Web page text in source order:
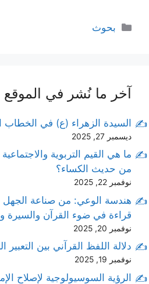
التصنيفات
بحوث
آخر ما نُشر في الموقع
السيدة الزهراء (ع) في الخطاب
ديسمبر 27, 2025
ما هي القيم التربوية
من حديث الكساء؟
نوفمبر 22, 2025
هندسة الوعي: من صناعة الجهل
قراءة في ضوء القرآن والسيرة و
نوفمبر 20, 2025
دلالة اللفظ القرآني بين التعبير
نوفمبر 19, 2025
الرؤية السوسيولوجية لإصلاح